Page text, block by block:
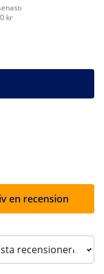
30 dagarna
kr
en recension
reviews